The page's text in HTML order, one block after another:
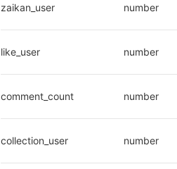
zaikan_user number
like_user number
comment_count number
collection_user number